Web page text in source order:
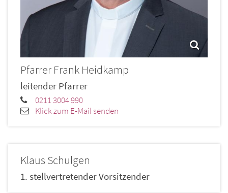
Pfarrer Frank Heidkamp
leitender Pfarrer
0211 3004 990
Klick zum E-Mail senden
Klaus Schulgen
1. stellvertretender Vorsitzender